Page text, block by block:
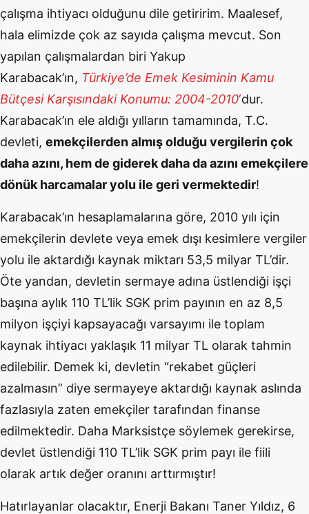
çalışma ihtiyacı olduğunu dile getiririm. Maalesef,
hala elimizde çok az sayıda çalışma mevcut. Son
yapılan çalışmalardan biri Yakup
Karabacak’ın, Türkiye’de Emek Kesiminin Kamu
Bütçesi Karşısındaki Konumu: 2004-2010‘dur.
Karabacak’ın ele aldığı yılların tamamında, T.C.
devleti, emekçilerden almış olduğu vergilerin çok
daha azını, hem de giderek daha da azını emekçilere
dönük harcamalar yolu ile geri vermektedir!
Karabacak’ın hesaplamalarına göre, 2010 yılı için
emekçilerin devlete veya emek dışı kesimlere vergiler
yolu ile aktardığı kaynak miktarı 53,5 milyar TL’dir.
Öte yandan, devletin sermaye adına üstlendiği işçi
başına aylık 110 TL’lik SGK prim payının en az 8,5
milyon işçiyi kapsayacağı varsayımı ile toplam
kaynak ihtiyacı yaklaşık 11 milyar TL olarak tahmin
edilebilir. Demek ki, devletin “rekabet güçleri
azalmasın” diye sermayeye aktardığı kaynak aslında
fazlasıyla zaten emekçiler tarafından finanse
edilmektedir. Daha Marksistçe söylemek gerekirse,
devlet üstlendiği 110 TL’lik SGK prim payı ile fiili
olarak artık değer oranını arttırmıştır!
Hatırlayanlar olacaktır, Enerji Bakanı Taner Yıldız, 6